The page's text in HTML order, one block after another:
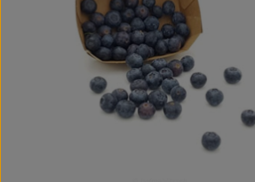
Kühltheke
Vorratskammer